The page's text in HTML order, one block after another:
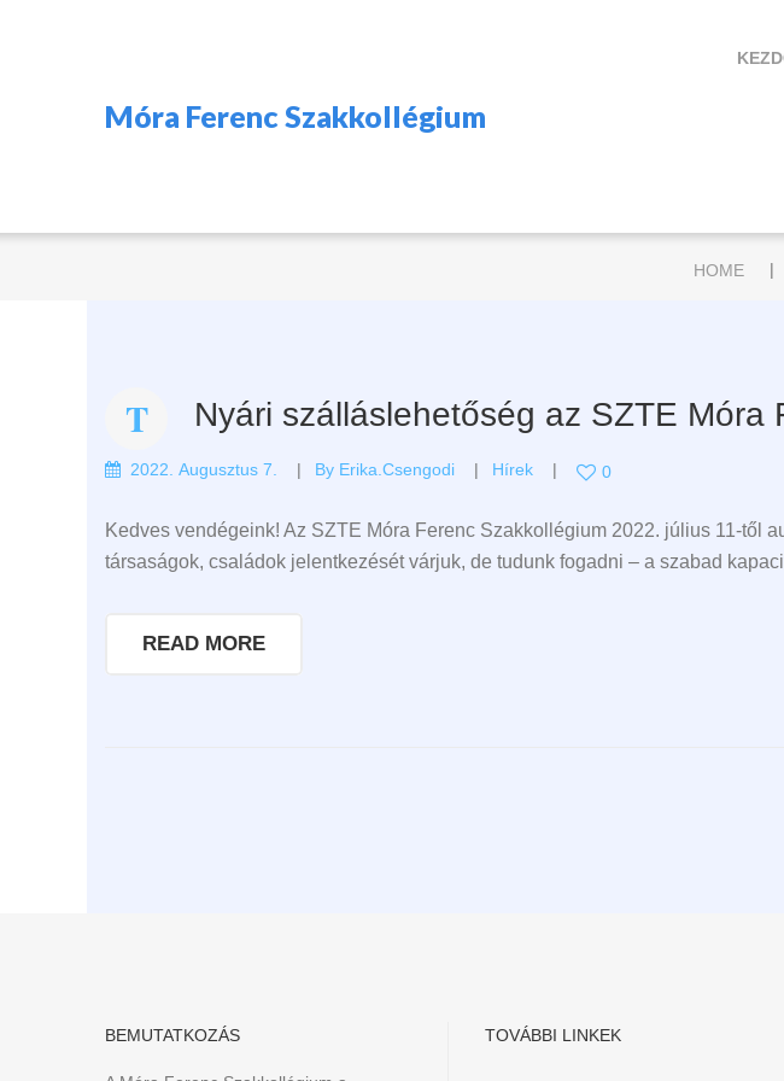
Móra Ferenc Szakkollégium
HOME |
Nyári szálláslehetőség az SZTE Móra
2022. Augusztus 7. By Erika.csengodi Hírek 0
Kedves vendégeink! Az SZTE Móra Ferenc Szakkollégium 2022. július 11-től
társaságok, családok jelentkezését várjuk, de tudunk fogadni – a szabad
READ MORE
BEMUTATKOZÁS TOVÁBBI LINKEK